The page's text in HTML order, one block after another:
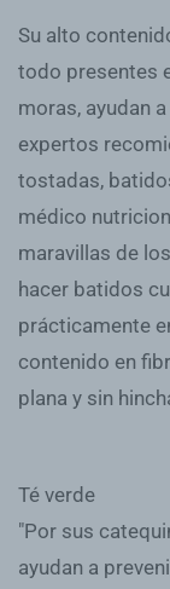
Su alto
todo presentes
moras, ayudan
expertos
tostadas,
médico
maravillas de
hacer batidos
prácticamente
contenido en
plana y sin
Té verde
"Por sus
ayudan a